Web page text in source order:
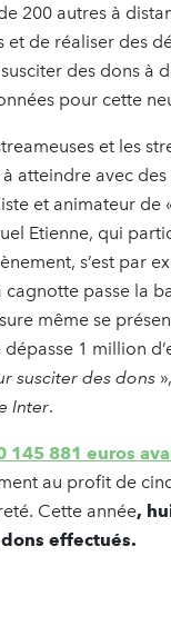
200 autres à
et de réaliser des
des dons à
pour cette
et les
atteindre avec des
et animateur de
Etienne, qui
s’est par
cagnotte passe la
même se
1 million
susciter des dons
Inter.
145 881 euros
au profit de
Cette année,
effectués.